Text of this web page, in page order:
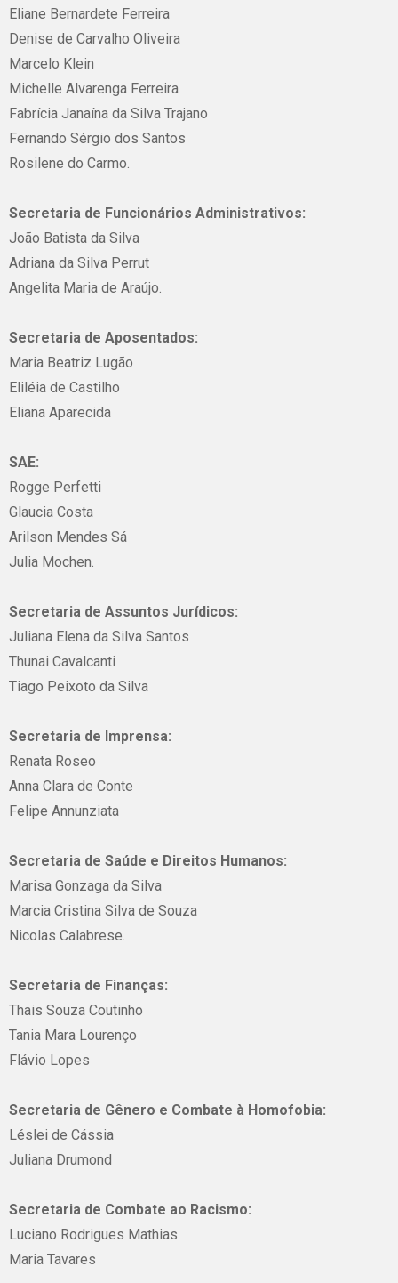
Eliane Bernardete Ferreira
Denise de Carvalho Oliveira
Marcelo Klein
Michelle Alvarenga Ferreira
Fabrícia Janaína da Silva Trajano
Fernando Sérgio dos Santos
Rosilene do Carmo.
Secretaria de Funcionários Administrativos:
João Batista da Silva
Adriana da Silva Perrut
Angelita Maria de Araújo.
Secretaria de Aposentados:
Maria Beatriz Lugão
Eliléia de Castilho
Eliana Aparecida
SAE:
Rogge Perfetti
Glaucia Costa
Arilson Mendes Sá
Julia Mochen.
Secretaria de Assuntos Jurídicos:
Juliana Elena da Silva Santos
Thunai Cavalcanti
Tiago Peixoto da Silva
Secretaria de Imprensa:
Renata Roseo
Anna Clara de Conte
Felipe Annunziata
Secretaria de Saúde e Direitos Humanos:
Marisa Gonzaga da Silva
Marcia Cristina Silva de Souza
Nicolas Calabrese.
Secretaria de Finanças:
Thais Souza Coutinho
Tania Mara Lourenço
Flávio Lopes
Secretaria de Gênero e Combate à Homofobia:
Léslei de Cássia
Juliana Drumond
Secretaria de Combate ao Racismo:
Luciano Rodrigues Mathias
Maria Tavares